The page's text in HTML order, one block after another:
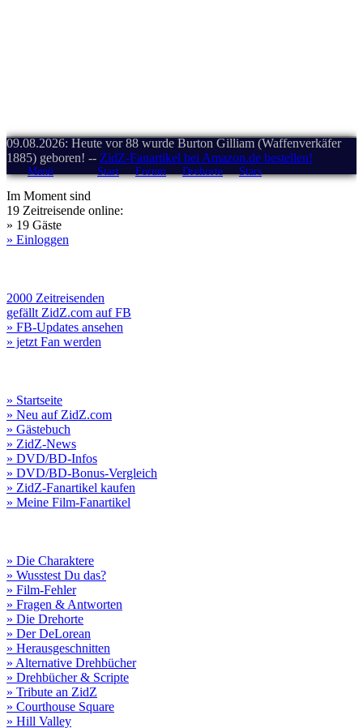
09.08.2026: Heute vor 88 wurde Burton Gilliam (Waffenverkäfer
1885) geboren! -- ZidZ-Fanartikel bei Amazon.de bestellen!
Menü Start Forum Drehorte Stars
Im Moment sind
19 Zeitreisende online:
» 19 Gäste
» Einloggen
2000 Zeitreisenden
gefällt ZidZ.com auf FB
» FB-Updates ansehen
» jetzt Fan werden
» Startseite
» Neu auf ZidZ.com
» Gästebuch
» ZidZ-News
» DVD/BD-Infos
» DVD/BD-Bonus-Vergleich
» ZidZ-Fanartikel kaufen
» Meine Film-Fanartikel
» Die Charaktere
» Wusstest Du das?
» Film-Fehler
» Fragen & Antworten
» Die Drehorte
» Der DeLorean
» Herausgeschnitten
» Alternative Drehbücher
» Drehbücher & Scripte
» Tribute an ZidZ
» Courthouse Square
» Hill Valley